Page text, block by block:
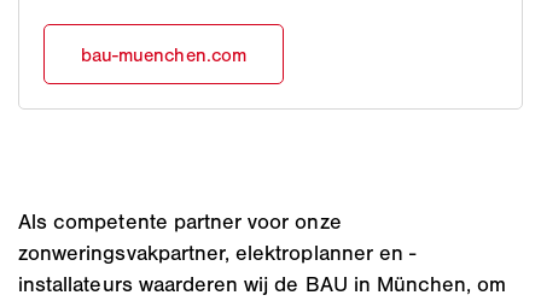
Als competente partner voor onze
zonweringsvakpartner, elektroplanner en -
installateurs waarderen wij de BAU in München, om